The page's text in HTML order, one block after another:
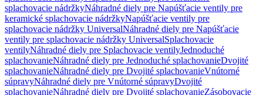
splachovacie nádržkyNáhradné diely pre Napúšťacie ventily pre
keramické splachovacie nádržkyNapúšťacie ventily pre
splachovacie nádržky UniversalNáhradné diely pre Napúšťacie
ventily pre splachovacie nádržky UniversalSplachovacie
ventilyNáhradné diely pre Splachovacie ventilyJednoduché
splachovanieNáhradné diely pre Jednoduché splachovanieDvojité
splachovanieNáhradné diely pre Dvojité splachovanieVnútorné
súpravyNáhradné diely pre Vnútorné súpravyDvojité
splachovanieNáhradné diely pre Dvojité splachovanieZásobovacie